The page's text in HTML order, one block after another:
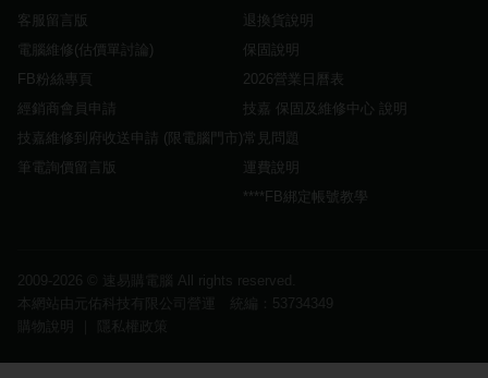
客服留言版
電腦維修(估價單討論)
FB粉絲專頁
經銷商會員申請
技嘉維修到府收送申請 (限電腦門市)
筆電詢價留言版
退換貨說明
保固說明
2026營業日曆表
技嘉 保固及維修中心 說明
常見問題
運費說明
****FB綁定帳號教學